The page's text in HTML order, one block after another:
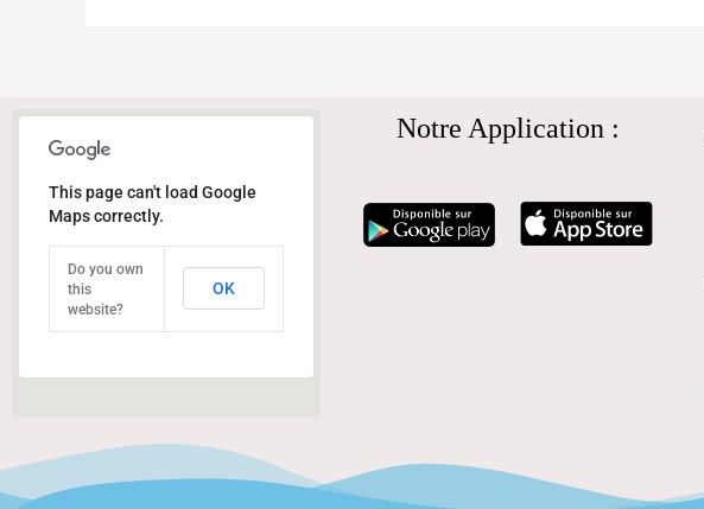
This page can't load Google
Maps correctly.
Do you own
this
website?
OK
Notre Application :